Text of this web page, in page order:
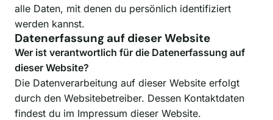
alle Daten, mit denen du persönlich identifiziert
werden kannst.
Datenerfassung auf dieser Website
Wer ist verantwortlich für die Datenerfassung auf
dieser Website?
Die Datenverarbeitung auf dieser Website erfolgt
durch den Websitebetreiber. Dessen Kontaktdaten
findest du im Impressum dieser Website.